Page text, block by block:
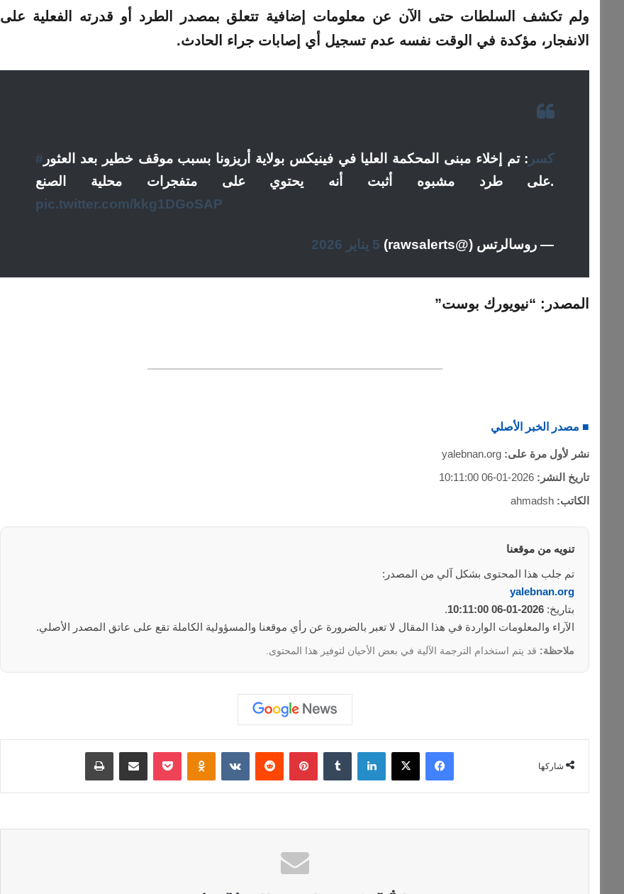
ولم تكشف السلطات حتى الآن عن معلومات إضافية تتعلق بمصدر الطرد أو قدرته الفعلية على
الانفجار، مؤكدة في الوقت نفسه عدم تسجيل أي إصابات جراء الحادث.
#كسر : تم إخلاء مبنى المحكمة العليا في فينيكس بولاية أريزونا بسبب موقف خطير بعد العثور
على طرد مشبوه أثبت أنه يحتوي على متفجرات محلية الصنع.
pic.twitter.com/kkg1DGoSAP
— روسالرتس (@rawsalerts) 5 يناير 2026
المصدر: “نيويورك بوست”
■ مصدر الخبر الأصلي
نشر لأول مرة على: yalebnan.org
تاريخ النشر: 2026-01-06 10:11:00
الكاتب: ahmadsh
تنويه من موقعنا
تم جلب هذا المحتوى بشكل آلي من المصدر:
yalebnan.org
بتاريخ: 2026-01-06 10:11:00
.
الآراء والمعلومات الواردة في هذا المقال لا تعبر بالضرورة عن رأي موقعنا والمسؤولية الكاملة تقع على عاتق المصدر الأصلي.
ملاحظة: قد يتم استخدام الترجمة الآلية في بعض الأحيان لتوفير هذا المحتوى.
شاركها
فيسبوك ‫X لينكدإن ‏Tumblr بينتيريست ‏Reddit
‏VKontakte
Odnoklassniki
‫Pocket مشاركة عبر البريد طباعة